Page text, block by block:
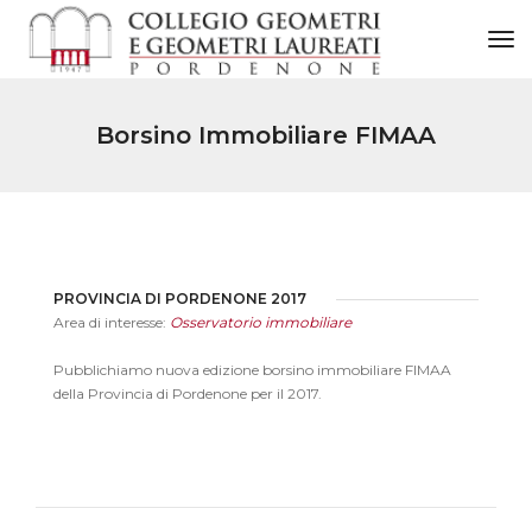
Borsino Immobiliare FIMAA
PROVINCIA DI PORDENONE 2017
Area di interesse: Osservatorio immobiliare
Pubblichiamo nuova edizione borsino immobiliare FIMAA
della Provincia di Pordenone per il 2017.